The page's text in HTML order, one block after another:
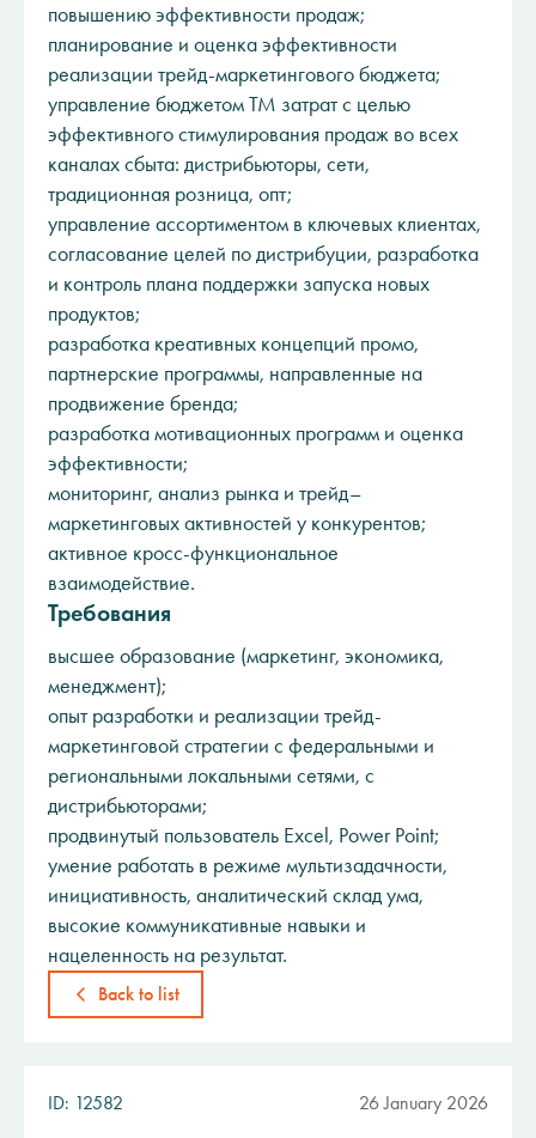
повышению эффективности продаж;
планирование и оценка эффективности
реализации трейд-маркетингового бюджета;
управление бюджетом ТМ затрат с целью
эффективного стимулирования продаж во всех
каналах сбыта: дистрибьюторы, сети,
традиционная розница, опт;
управление ассортиментом в ключевых клиентах,
согласование целей по дистрибуции, разработка
и контроль плана поддержки запуска новых
продуктов;
разработка креативных концепций промо,
партнерские программы, направленные на
продвижение бренда;
разработка мотивационных программ и оценка
эффективности;
мониторинг, анализ рынка и трейд–
маркетинговых активностей у конкурентов;
активное кросс-функциональное
взаимодействие.
Требования
высшее образование (маркетинг, экономика,
менеджмент);
опыт разработки и реализации трейд-
маркетинговой стратегии с федеральными и
региональными локальными сетями, с
дистрибьюторами;
продвинутый пользователь Excel, Power Point;
умение работать в режиме мультизадачности,
инициативность, аналитический склад ума,
высокие коммуникативные навыки и
нацеленность на результат.
Back to list
ID: 12582 26 January 2026